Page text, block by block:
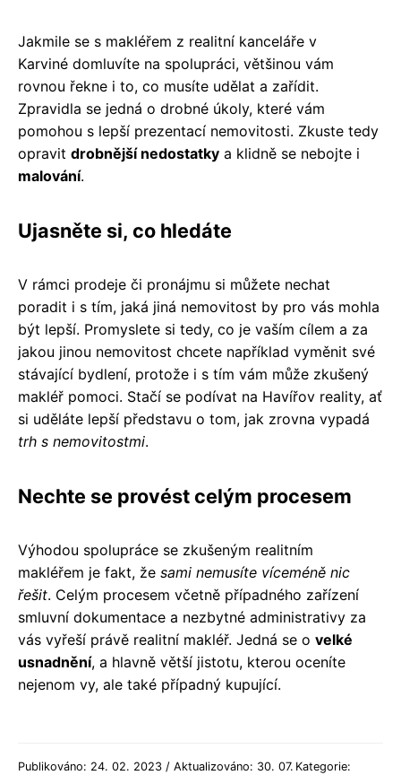
Jakmile se s makléřem z realitní kanceláře v
Karviné domluvíte na spolupráci, většinou vám
rovnou řekne i to, co musíte udělat a zařídit.
Zpravidla se jedná o drobné úkoly, které vám
pomohou s lepší prezentací nemovitosti. Zkuste tedy
opravit drobnější nedostatky a klidně se nebojte i
malování.
Ujasněte si, co hledáte
V rámci prodeje či pronájmu si můžete nechat
poradit i s tím, jaká jiná nemovitost by pro vás mohla
být lepší. Promyslete si tedy, co je vaším cílem a za
jakou jinou nemovitost chcete například vyměnit své
stávající bydlení, protože i s tím vám může zkušený
makléř pomoci. Stačí se podívat na Havířov reality, ať
si uděláte lepší představu o tom, jak zrovna vypadá
trh s nemovitostmi.
Nechte se provést celým procesem
Výhodou spolupráce se zkušeným realitním
makléřem je fakt, že sami nemusíte víceméně nic
řešit. Celým procesem včetně případného zařízení
smluvní dokumentace a nezbytné administrativy za
vás vyřeší právě realitní makléř. Jedná se o velké
usnadnění, a hlavně větší jistotu, kterou oceníte
nejenom vy, ale také případný kupující.
Publikováno: 24. 02. 2023 / Aktualizováno: 30. 07. Kategorie: